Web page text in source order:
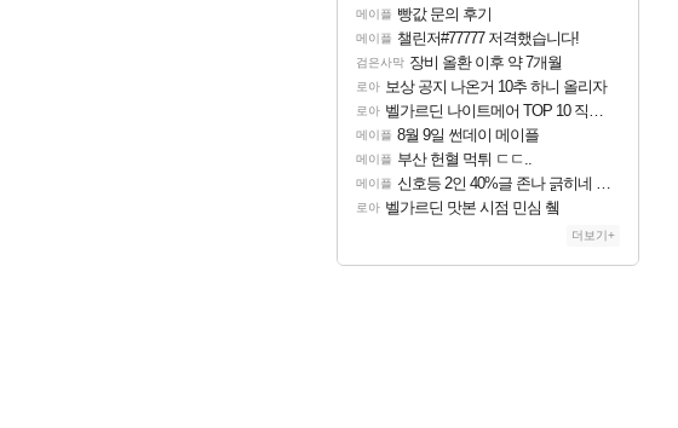
메이플 빵값 문의 후기
메이플 챌린저#77777 저격했습니다!
검은사막 장비 올환 이후 약 7개월
로아 보상 공지 나온거 10추 하니 올리자
로아 벨가르딘 나이트메어 TOP 10 직업별 분포
메이플 8월 9일 썬데이 메이플
메이플 부산 헌혈 먹튀 ㄷㄷ..
메이플 신호등 2인 40%글 존나 긁히네 씨발
로아 벨가르딘 맛본 시점 민심 췤
더보기+